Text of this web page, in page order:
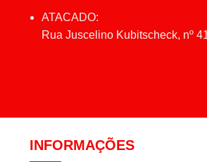
ATACADO:
Rua Juscelino Kubitscheck, nº
INFORMAÇÕES